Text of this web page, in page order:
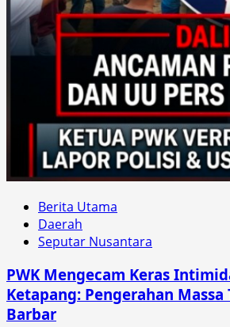
Berita Utama
Daerah
Seputar Nusantara
PWK Mengecam Keras
Ketapang: Pengerahan Massa
Barbar